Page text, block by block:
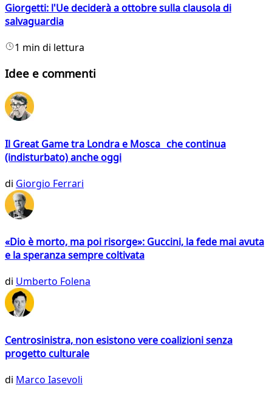
Giorgetti: l'Ue deciderà a ottobre sulla clausola di
salvaguardia
1 min di lettura
Idee e commenti
Il Great Game tra Londra e Mosca che continua
(indisturbato) anche oggi
di Giorgio Ferrari
«Dio è morto, ma poi risorge»: Guccini, la fede mai avuta
e la speranza sempre coltivata
di Umberto Folena
Centrosinistra, non esistono vere coalizioni senza
progetto culturale
di Marco Iasevoli